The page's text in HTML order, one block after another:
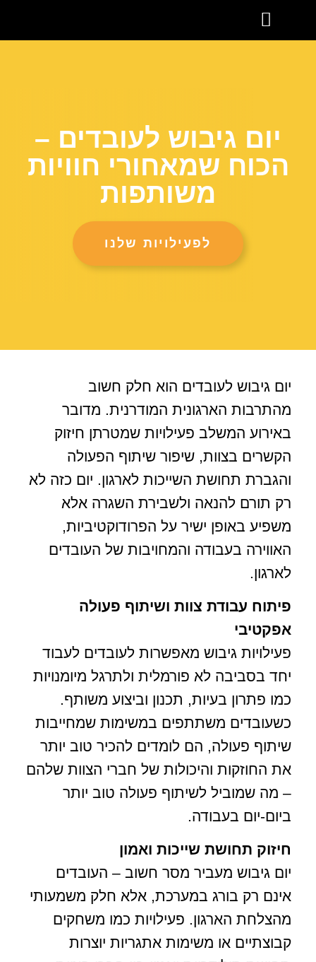
יום גיבוש לעובדים –
הכוח שמאחורי חוויות
משותפות
לפעילויות שלנו
יום גיבוש לעובדים הוא חלק חשוב
מהתרבות הארגונית המודרנית. מדובר
באירוע המשלב פעילויות שמטרתן חיזוק
הקשרים בצוות, שיפור שיתוף הפעולה
והגברת תחושת השייכות לארגון. יום כזה לא
רק תורם להנאה ולשבירת השגרה אלא
משפיע באופן ישיר על הפרודוקטיביות,
האווירה בעבודה והמחויבות של העובדים
לארגון.
פיתוח עבודת צוות ושיתוף פעולה
אפקטיבי
פעילויות גיבוש מאפשרות לעובדים לעבוד
יחד בסביבה לא פורמלית ולתרגל מיומנויות
כמו פתרון בעיות, תכנון וביצוע משותף.
כשעובדים משתתפים במשימות שמחייבות
שיתוף פעולה, הם לומדים להכיר טוב יותר
את החוזקות והיכולות של חברי הצוות שלהם
– מה שמוביל לשיתוף פעולה טוב יותר
ביום-יום בעבודה.
חיזוק תחושת שייכות ואמון
יום גיבוש מעביר מסר חשוב – העובדים
אינם רק בורג במערכת, אלא חלק משמעותי
מהצלחת הארגון. פעילויות כמו משחקים
קבוצתיים או משימות אתגריות יוצרות